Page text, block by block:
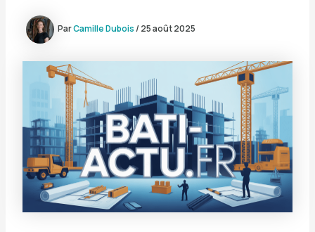
ParCamille Dubois/ 25 août 2025